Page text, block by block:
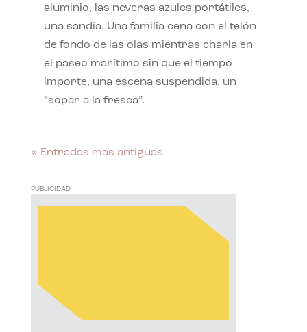
aluminio, las neveras azules portátiles,
una sandía. Una familia cena con el telón
de fondo de las olas mientras charla en
el paseo marítimo sin que el tiempo
importe, una escena suspendida, un
“sopar a la fresca”.
« Entradas más antiguas
PUBLICIDAD